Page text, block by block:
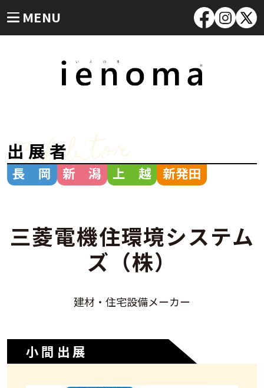
MENU
出展者
Exhibitor
長 岡 新 潟 上 越 新発田
三菱電機住環境システム
ズ（株）
建材・住宅設備メーカー
小間出展